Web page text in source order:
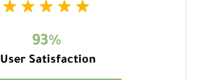
User Satisfaction:
93%